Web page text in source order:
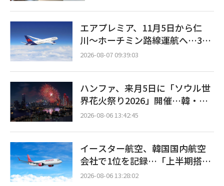
ついての詳細な協議を進め、第3四
半期中に正式契
予備資源の確保状況について集中的
な点検に乗り出した。 気候エネルギ
市（ナジュシ）の電力取引所本館に
て、キム・ソンファン長官の主宰に
よる「夏季電力需給点検会議」を開
催すると明らかにした。 今回の会議
は、北太平洋高気圧とチベット高気
圧の複合的な影響により全国的な猛
エアプレミア、11月5日から仁
川〜ホーチミン路線運航へ…3年
2ヶ月ぶりの再開
2026-08-07 09:39:03
ハンファ、来月5日に「ソウル世
界花火祭り2026」開催…韓・
米・英の3カ国が参加
2026-08-06 13:42:45
イースター航空、韓国国内航空
会社で1位を記録…「上半期搭乗
率93%」
2026-08-06 13:28:02